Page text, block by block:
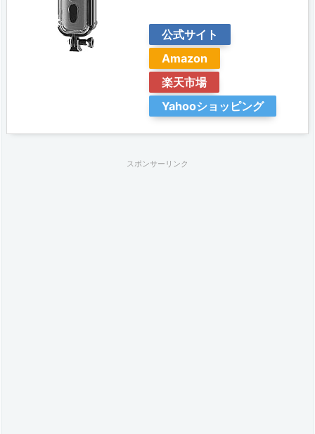
公式サイト
Amazon
楽天市場
Yahooショッピング
スポンサーリンク